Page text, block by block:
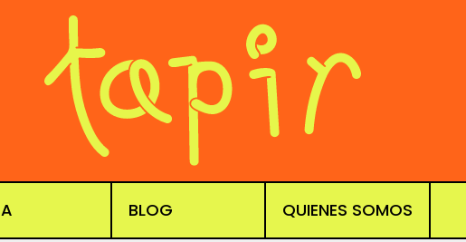
BLOG QUIENES SOMOS